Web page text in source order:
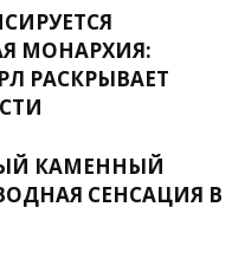
МОНАРХИЯ:
РАСКРЫВАЕТ
КАМЕННЫЙ
СЕНСАЦИЯ В